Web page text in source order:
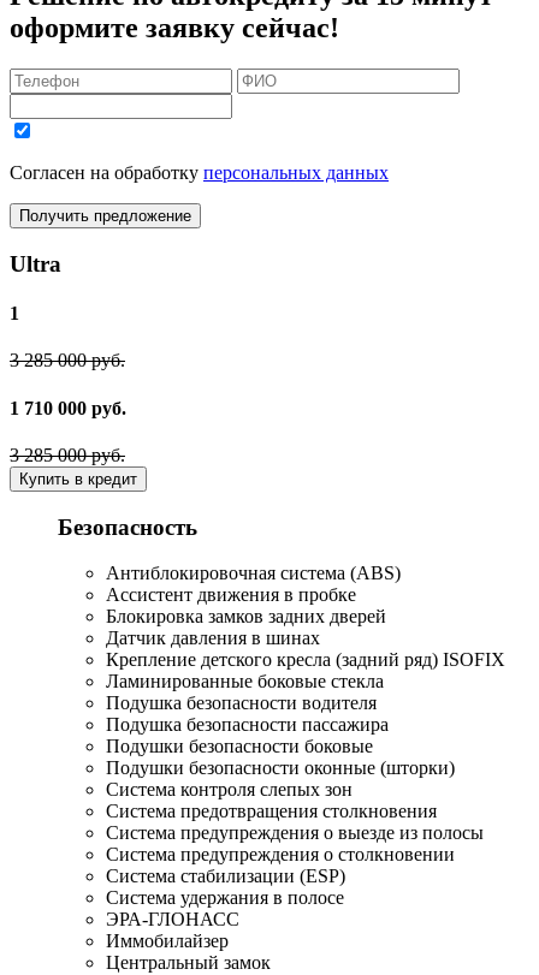
оформите заявку сейчас!
Согласен на обработку персональных данных
Получить предложение
Ultra
1
3 285 000 руб.
1 710 000 руб.
3 285 000 руб.
Купить в кредит
Безопасность
Антиблокировочная система (ABS)
Ассистент движения в пробке
Блокировка замков задних дверей
Датчик давления в шинах
Крепление детского кресла (задний ряд) ISOFIX
Ламинированные боковые стекла
Подушка безопасности водителя
Подушка безопасности пассажира
Подушки безопасности боковые
Подушки безопасности оконные (шторки)
Система контроля слепых зон
Система предотвращения столкновения
Система предупреждения о выезде из полосы
Система предупреждения о столкновении
Система стабилизации (ESP)
Система удержания в полосе
ЭРА-ГЛОНАСС
Иммобилайзер
Центральный замок